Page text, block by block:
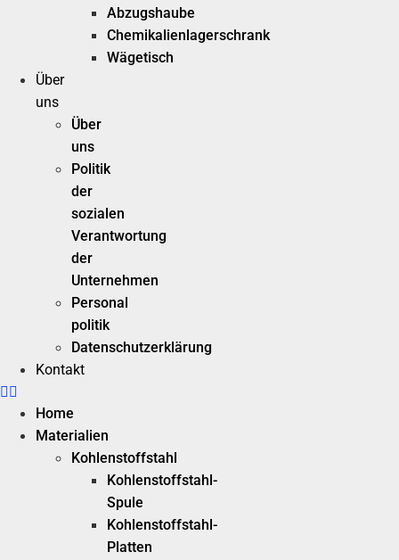
Abzugshaube
Chemikalienlagerschrank
Wägetisch
Über
uns
Über
uns
Politik
der
sozialen
Verantwortung
der
Unternehmen
Personal
politik
Datenschutzerklärung
Kontakt
Home
Materialien
Kohlenstoffstahl
Kohlenstoffstahl-
Spule
Kohlenstoffstahl-
Platten